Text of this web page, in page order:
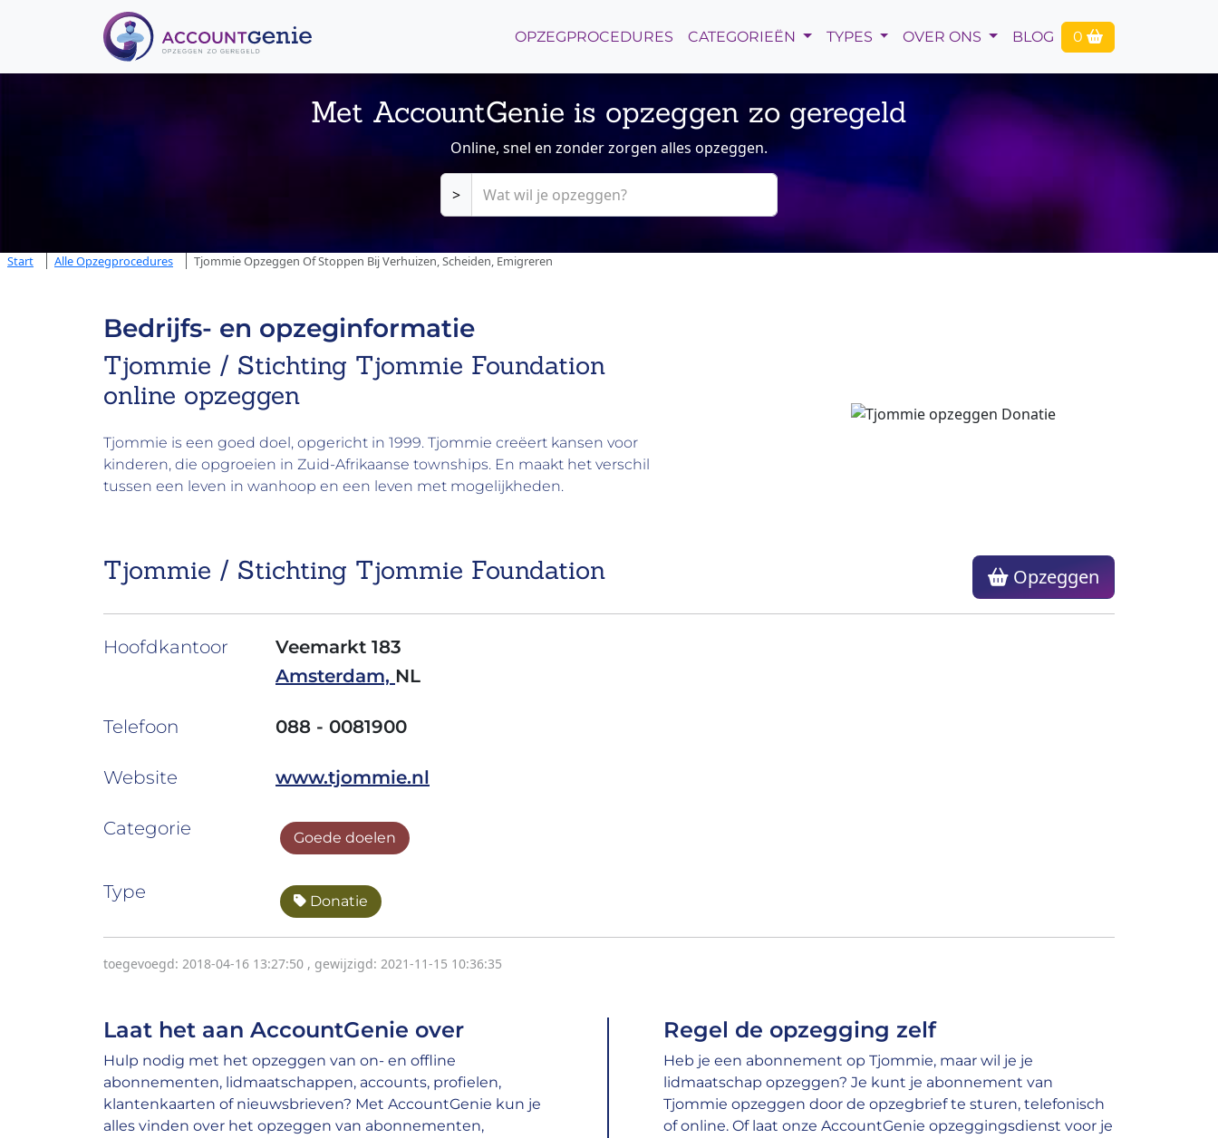
OPZEGPROCEDURES CATEGORIEËN TYPES OVER ONS BLOG 0
Met AccountGenie is opzeggen zo geregeld
Online, snel en zonder zorgen alles opzeggen.
>
Start Alle Opzegprocedures Tjommie Opzeggen Of Stoppen Bij Verhuizen, Scheiden, Emigreren
Bedrijfs- en opzeginformatie
Tjommie / Stichting Tjommie Foundation
online opzeggen
Tjommie is een goed doel, opgericht in 1999. Tjommie creëert kansen voor
kinderen, die opgroeien in Zuid-Afrikaanse townships. En maakt het verschil
tussen een leven in wanhoop en een leven met mogelijkheden.
Tjommie / Stichting Tjommie Foundation Opzeggen
Hoofdkantoor
Veemarkt 183
Amsterdam, NL
Telefoon 088 - 0081900
Website www.tjommie.nl
Categorie Goede doelen
Type Donatie
toegevoegd: 2018-04-16 13:27:50 , gewijzigd: 2021-11-15 10:36:35
Laat het aan AccountGenie over
Hulp nodig met het opzeggen van on- en offline
abonnementen, lidmaatschappen, accounts, profielen,
klantenkaarten of nieuwsbrieven? Met AccountGenie kun je
alles vinden over het opzeggen van abonnementen,
Regel de opzegging zelf
Heb je een abonnement op Tjommie, maar wil je je
lidmaatschap opzeggen? Je kunt je abonnement van
Tjommie opzeggen door de opzegbrief te sturen, telefonisch
of online. Of laat onze AccountGenie opzeggingsdienst voor je